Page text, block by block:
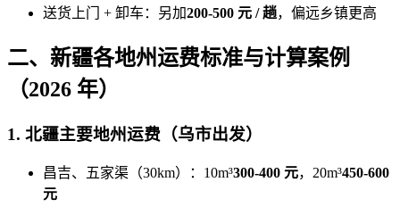
送货上门 + 卸车：另加200-500 元 / 趟，偏远乡镇更高
二、新疆各地州运费标准与计算案例
（2026 年）
1. 北疆主要地州运费（乌市出发）
昌吉、五家渠（30km）：10m³300-400 元，20m³450-600
元